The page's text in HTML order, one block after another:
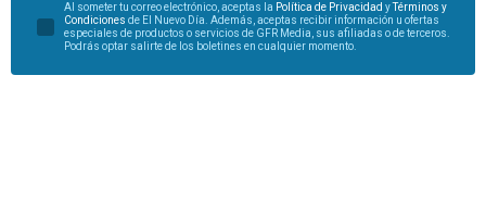
Al someter tu correo electrónico, aceptas la Política de Privacidad yTérminos y
Condiciones de El Nuevo Día. Además, aceptas recibir información u ofertas
especiales de productos o servicios de GFR Media, sus afiliadas o de terceros.
Podrás optar salirte de los boletines en cualquier momento.